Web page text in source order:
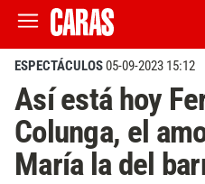
ESPECTÁCULOS05-09-2023 15:12
Así está hoy
Colunga, el
María la del